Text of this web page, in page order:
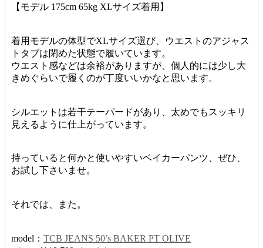
【モデル 175cm 65kg XLサイズ着用】
着用モデルの体型でXLサイズ選び、ウエストのアジャス
トタブは閉めた状態で履いています。
ウエスト感などは余裕がありますが、個人的には少し大
きめぐらいで履くのが丁度いいかなと思います。
シルエットは若干テーパードがあり、太めでもスッキリ
見えるように仕上がっています。
持っていると何かと使いやすいベイカーパンツ、ぜひ、
お試し下さいませ。
それでは、また。
model： TCB JEANS 50’s BAKER PT OLIVE